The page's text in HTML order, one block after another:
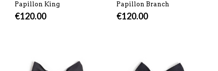
Papillon King
€120.00
Papillon Branch
€120.00